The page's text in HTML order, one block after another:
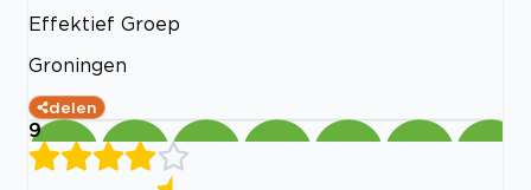
Effektief Groep
Groningen
delen
9